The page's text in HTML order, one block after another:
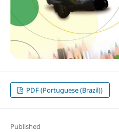
PDF (Portuguese (Brazil))
Published